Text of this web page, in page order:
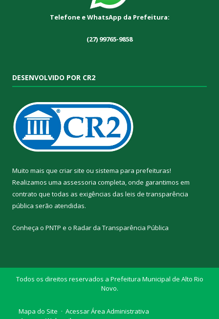
Telefone e WhatsApp da Prefeitura:
(27) 99765-9858
DESENVOLVIDO POR CR2
Muito mais que criar site ou sistema para prefeituras!
Realizamos uma assessoria completa, onde garantimos em
contrato que todas as exigências das leis de transparência
pública serão atendidas.
Conheça o PNTP e o Radar da Transparência Pública
Todos os direitos reservados a Prefeitura Municipal de Alto Rio
Novo.
Mapa do Site
Acessar Área Administrativa